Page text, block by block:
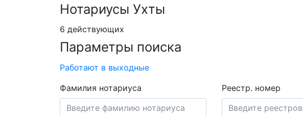
Нотариусы Ухты
6 действующих
Параметры поиска
Работают в выходные
Фамилия нотариуса
Реестр. номер